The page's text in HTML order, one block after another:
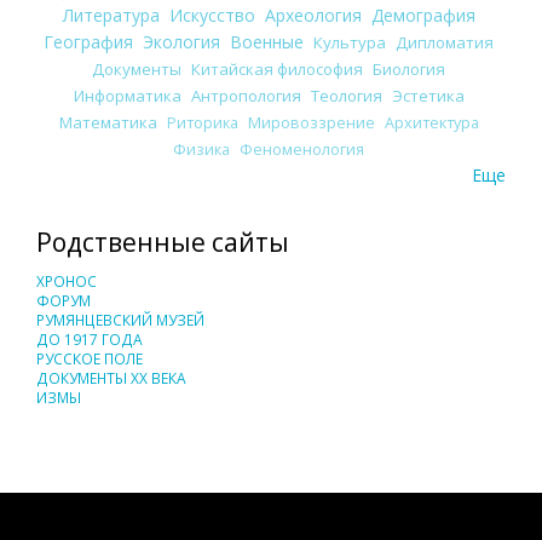
Литература Искусство Археология Демография
География Экология Военные Культура
Дипломатия
Документы Китайская философия Биология
Информатика Антропология Теология Эстетика
Математика Риторика Мировоззрение Архитектура
Физика Феноменология
Еще
Родственные сайты
ХРОНОС
ФОРУМ
РУМЯНЦЕВСКИЙ МУЗЕЙ
ДО 1917 ГОДА
РУССКОЕ ПОЛЕ
ДОКУМЕНТЫ XX ВЕКА
ИЗМЫ